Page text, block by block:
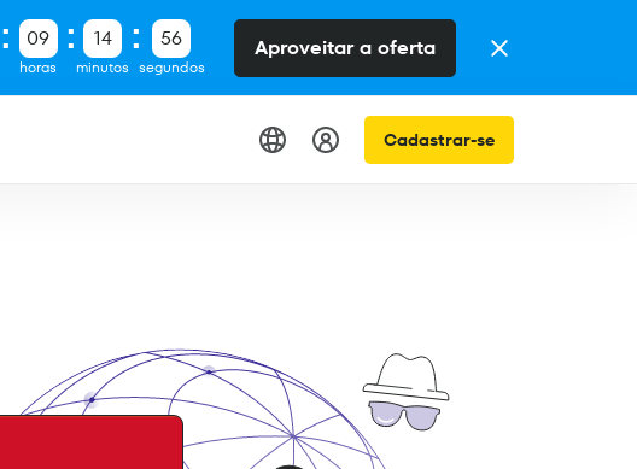
09
horas
14
minutos
55
segundos
Aproveitar a oferta
Cadastrar-se